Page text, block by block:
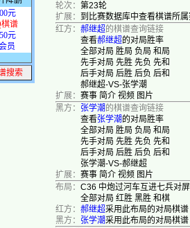
轮次： 第23轮
扩展： 到比赛数据库中查看棋谱所
红方： 郝继超 的棋谱查询链接
查看郝继超的对局胜率
全部对局 胜局 负局 和局
先手对局 先胜 先负 先和
后手对局 后胜 后负 后和
郝继超-VS-张学潮
扩展： 赛事 简介 视频 图片
黑方： 张学潮 的棋谱查询链接
查看张学潮的对局胜率
全部对局 胜局 负局 和局
先手对局 先胜 先负 先和
后手对局 后胜 后负 后和
张学潮-VS-郝继超
扩展： 赛事 简介 视频 图片
布局： C36 中炮过河车互进七兵对
全部对局 红胜 黑胜 和棋
红方： 郝继超采用此布局的对局棋谱
黑方： 张学潮采用此布局的对局棋谱